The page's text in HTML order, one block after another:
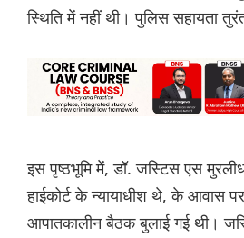
स्थिति में नहीं थी। पुलिस सहायता
इस पृष्ठभूमि में, डॉ. जस्टिस एस
हाईकोर्ट के न्यायाधीश थे, के आवास
आपातकालीन बैठक बुलाई गई थी।